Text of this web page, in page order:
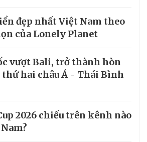
đẹp nhất Việt Nam theo
của Lonely Planet
vượt Bali, trở thành hòn
thứ hai châu Á - Thái Bình
2026 chiếu trên kênh nào